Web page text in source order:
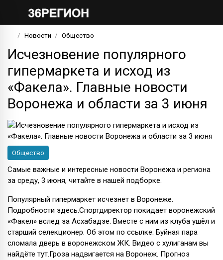
Новости Общество
Исчезновение популярного
гипермаркета и исход из
«Факела». Главные новости
Воронежа и области за 3 июня
Общество
Самые важные и интересные новости Воронежа и региона
за среду, 3 июня, читайте в нашей подборке.
Популярный гипермаркет исчезнет в Воронеже.
Подробности здесь.Спортдиректор покидает воронежский
«Факел» вслед за Асхабадзе. Вместе с ним из клуба ушёл и
старший селекционер. Об этом по ссылке. Буйная пара
сломала дверь в воронежском ЖК. Видео с хулиганам вы
найдёте тут.Гроза надвигается на Воронеж. Прогноз